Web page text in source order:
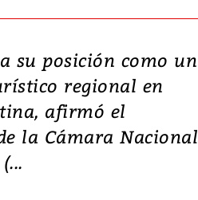
su posición como un
regional en
afirmó el
la Cámara Nacional
¿Es la ‘zambianización’
el modelo que Panamá
perdió?